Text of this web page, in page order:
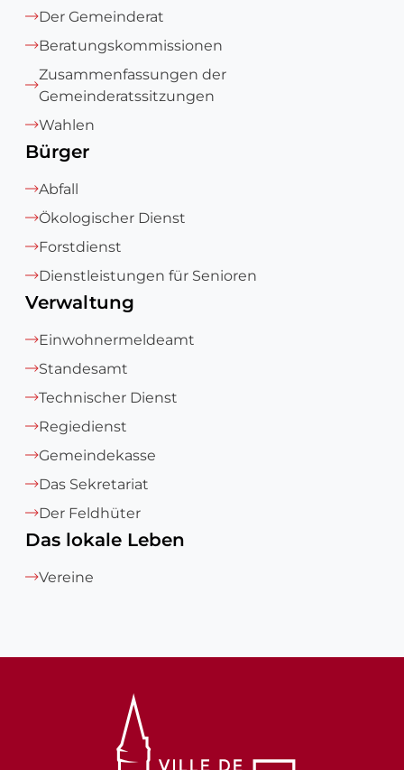
Der Gemeinderat
Beratungskommissionen
Zusammenfassungen der
Gemeinderatssitzungen
Wahlen
Bürger
Abfall
Ökologischer Dienst
Forstdienst
Dienstleistungen für Senioren
Verwaltung
Einwohnermeldeamt
Standesamt
Technischer Dienst
Regiedienst
Gemeindekasse
Das Sekretariat
Der Feldhüter
Das lokale Leben
Vereine